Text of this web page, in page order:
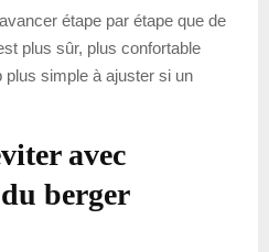
étape par étape que de
plus sûr, plus confortable
plus simple à ajuster si un
avec
berger